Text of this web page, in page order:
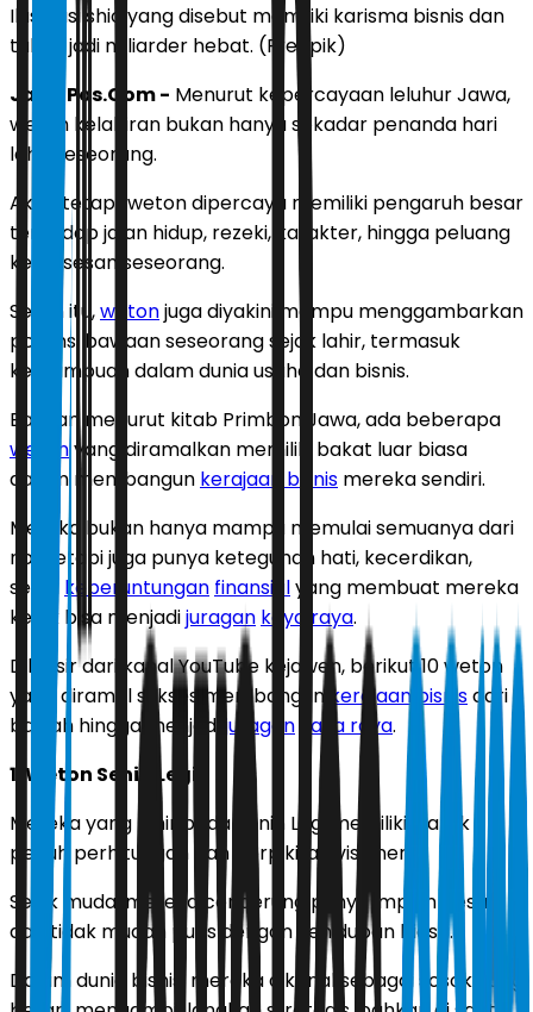
Ilustrasi shio yang disebut memiliki karisma bisnis dan
takdir jadi miliarder hebat. (Freepik)
JawaPos.Com - Menurut kepercayaan leluhur Jawa,
weton kelahiran bukan hanya sekadar penanda hari
lahir seseorang.
Akan tetapi, weton dipercaya memiliki pengaruh besar
terhadap jalan hidup, rezeki, karakter, hingga peluang
kesuksesan seseorang.
Selain itu,wetonjuga diyakini mampu menggambarkan
potensi bawaan seseorang sejak lahir, termasuk
kemampuan dalam dunia usaha dan bisnis.
Bahkan menurut kitab Primbon Jawa, ada beberapa
wetonyang diramalkan memiliki bakat luar biasa
dalam membangun kerajaan bisnis mereka sendiri.
Mereka bukan hanya mampu memulai semuanya dari
nol, tetapi juga punya keteguhan hati, kecerdikan,
serta keberuntungan finansialyang membuat mereka
kelak bisa menjadijuragan kaya raya.
Dilansir dari kanal YouTube kejawen, berikut 10 weton
yang diramal sukses membangun kerajaan bisnisdari
bawah hingga menjadi juragan kaya raya.
1. Weton Senin Legi
Mereka yang lahir pada Senin Legi memiliki watak
penuh perhitungan dan berpikiran visioner.
Sejak muda, mereka cenderung punya impian besar
dan tidak mudah puas dengan kehidupan biasa.
Dalam dunia bisnis, mereka dikenal sebagai sosok yang